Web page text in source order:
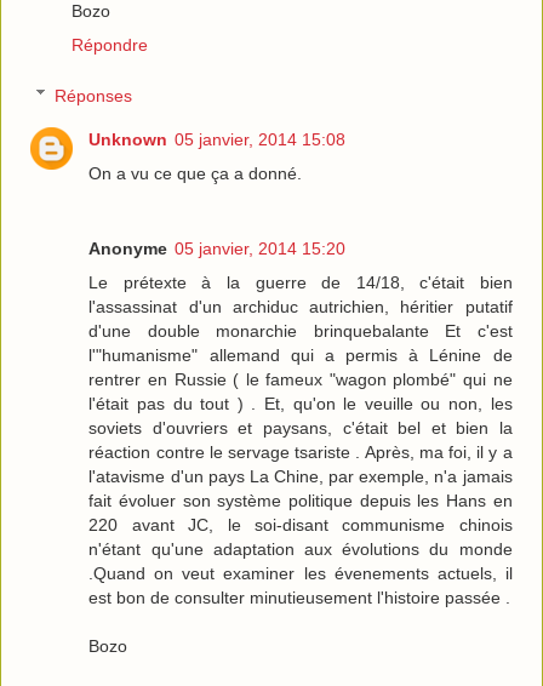
Bozo
Répondre
Réponses
Unknown 05 janvier, 2014 15:08
On a vu ce que ça a donné.
Anonyme 05 janvier, 2014 15:20
Le prétexte à la guerre de 14/18, c'était bien
l'assassinat d'un archiduc autrichien, héritier putatif
d'une double monarchie brinquebalante Et c'est
l'"humanisme" allemand qui a permis à Lénine de
rentrer en Russie ( le fameux "wagon plombé" qui ne
l'était pas du tout ) . Et, qu'on le veuille ou non, les
soviets d'ouvriers et paysans, c'était bel et bien la
réaction contre le servage tsariste . Après, ma foi, il y a
l'atavisme d'un pays La Chine, par exemple, n'a jamais
fait évoluer son système politique depuis les Hans en
220 avant JC, le soi-disant communisme chinois
n'étant qu'une adaptation aux évolutions du monde
.Quand on veut examiner les évenements actuels, il
est bon de consulter minutieusement l'histoire passée .
Bozo